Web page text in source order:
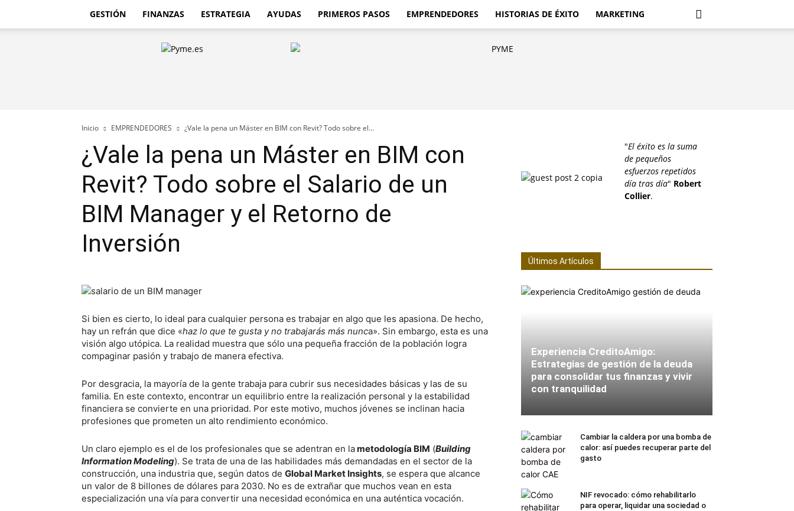
GESTIÓN FINANZAS ESTRATEGIA AYUDAS PRIMEROS PASOS EMPRENDEDORES HISTORIAS DE ÉXITO MARKETING
Inicio EMPRENDEDORES ¿Vale la pena un Máster en BIM con Revit? Todo sobre el...
¿Vale la pena un Máster en BIM con
Revit? Todo sobre el Salario de un
BIM Manager y el Retorno de
Inversión
Si bien es cierto, lo ideal para cualquier persona es trabajar en algo que les apasiona. De hecho,
hay un refrán que dice «haz lo que te gusta y no trabajarás más nunca». Sin embargo, esta es una
visión algo utópica. La realidad muestra que sólo una pequeña fracción de la población logra
compaginar pasión y trabajo de manera efectiva.
Por desgracia, la mayoría de la gente trabaja para cubrir sus necesidades básicas y las de su
familia. En este contexto, encontrar un equilibrio entre la realización personal y la estabilidad
financiera se convierte en una prioridad. Por este motivo, muchos jóvenes se inclinan hacia
profesiones que prometen un alto rendimiento económico.
Un claro ejemplo es el de los profesionales que se adentran en lametodología BIM (Building
Information Modeling). Se trata de una de las habilidades más demandadas en el sector de la
construcción, una industria que, según datos de Global Market Insights, se espera que alcance
un valor de 8 billones de dólares para 2030. No es de extrañar que muchos vean en esta
especialización una vía para convertir una necesidad económica en una auténtica vocación.
"El éxito es la suma
de pequeños
esfuerzos repetidos
día tras día" Robert
Collier.
Últimos Artículos
Experiencia CreditoAmigo:
Estrategias de gestión de la deuda
para consolidar tus finanzas y vivir
con tranquilidad
Cambiar la caldera por una bomba de
calor: así puedes recuperar parte del
gasto
NIF revocado: cómo rehabilitarlo
para operar, liquidar una sociedad o